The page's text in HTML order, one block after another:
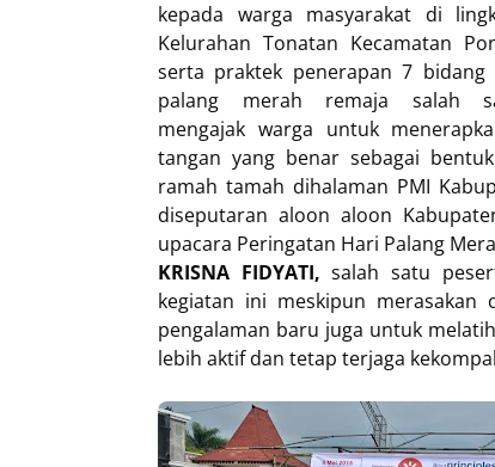
kepada warga masyarakat di
Kelurahan Tonatan Kecamatan
serta praktek penerapan 7 bidang
palang merah remaja salah
mengajak warga untuk
tangan yang benar sebagai
ramah tamah dihalaman PMI
diseputaran aloon aloon
upacara Peringatan Hari Palang
KRISNA FIDYATI, salah satu
kegiatan ini meskipun merasakan
pengalaman baru juga untuk
lebih aktif dan tetap terjaga